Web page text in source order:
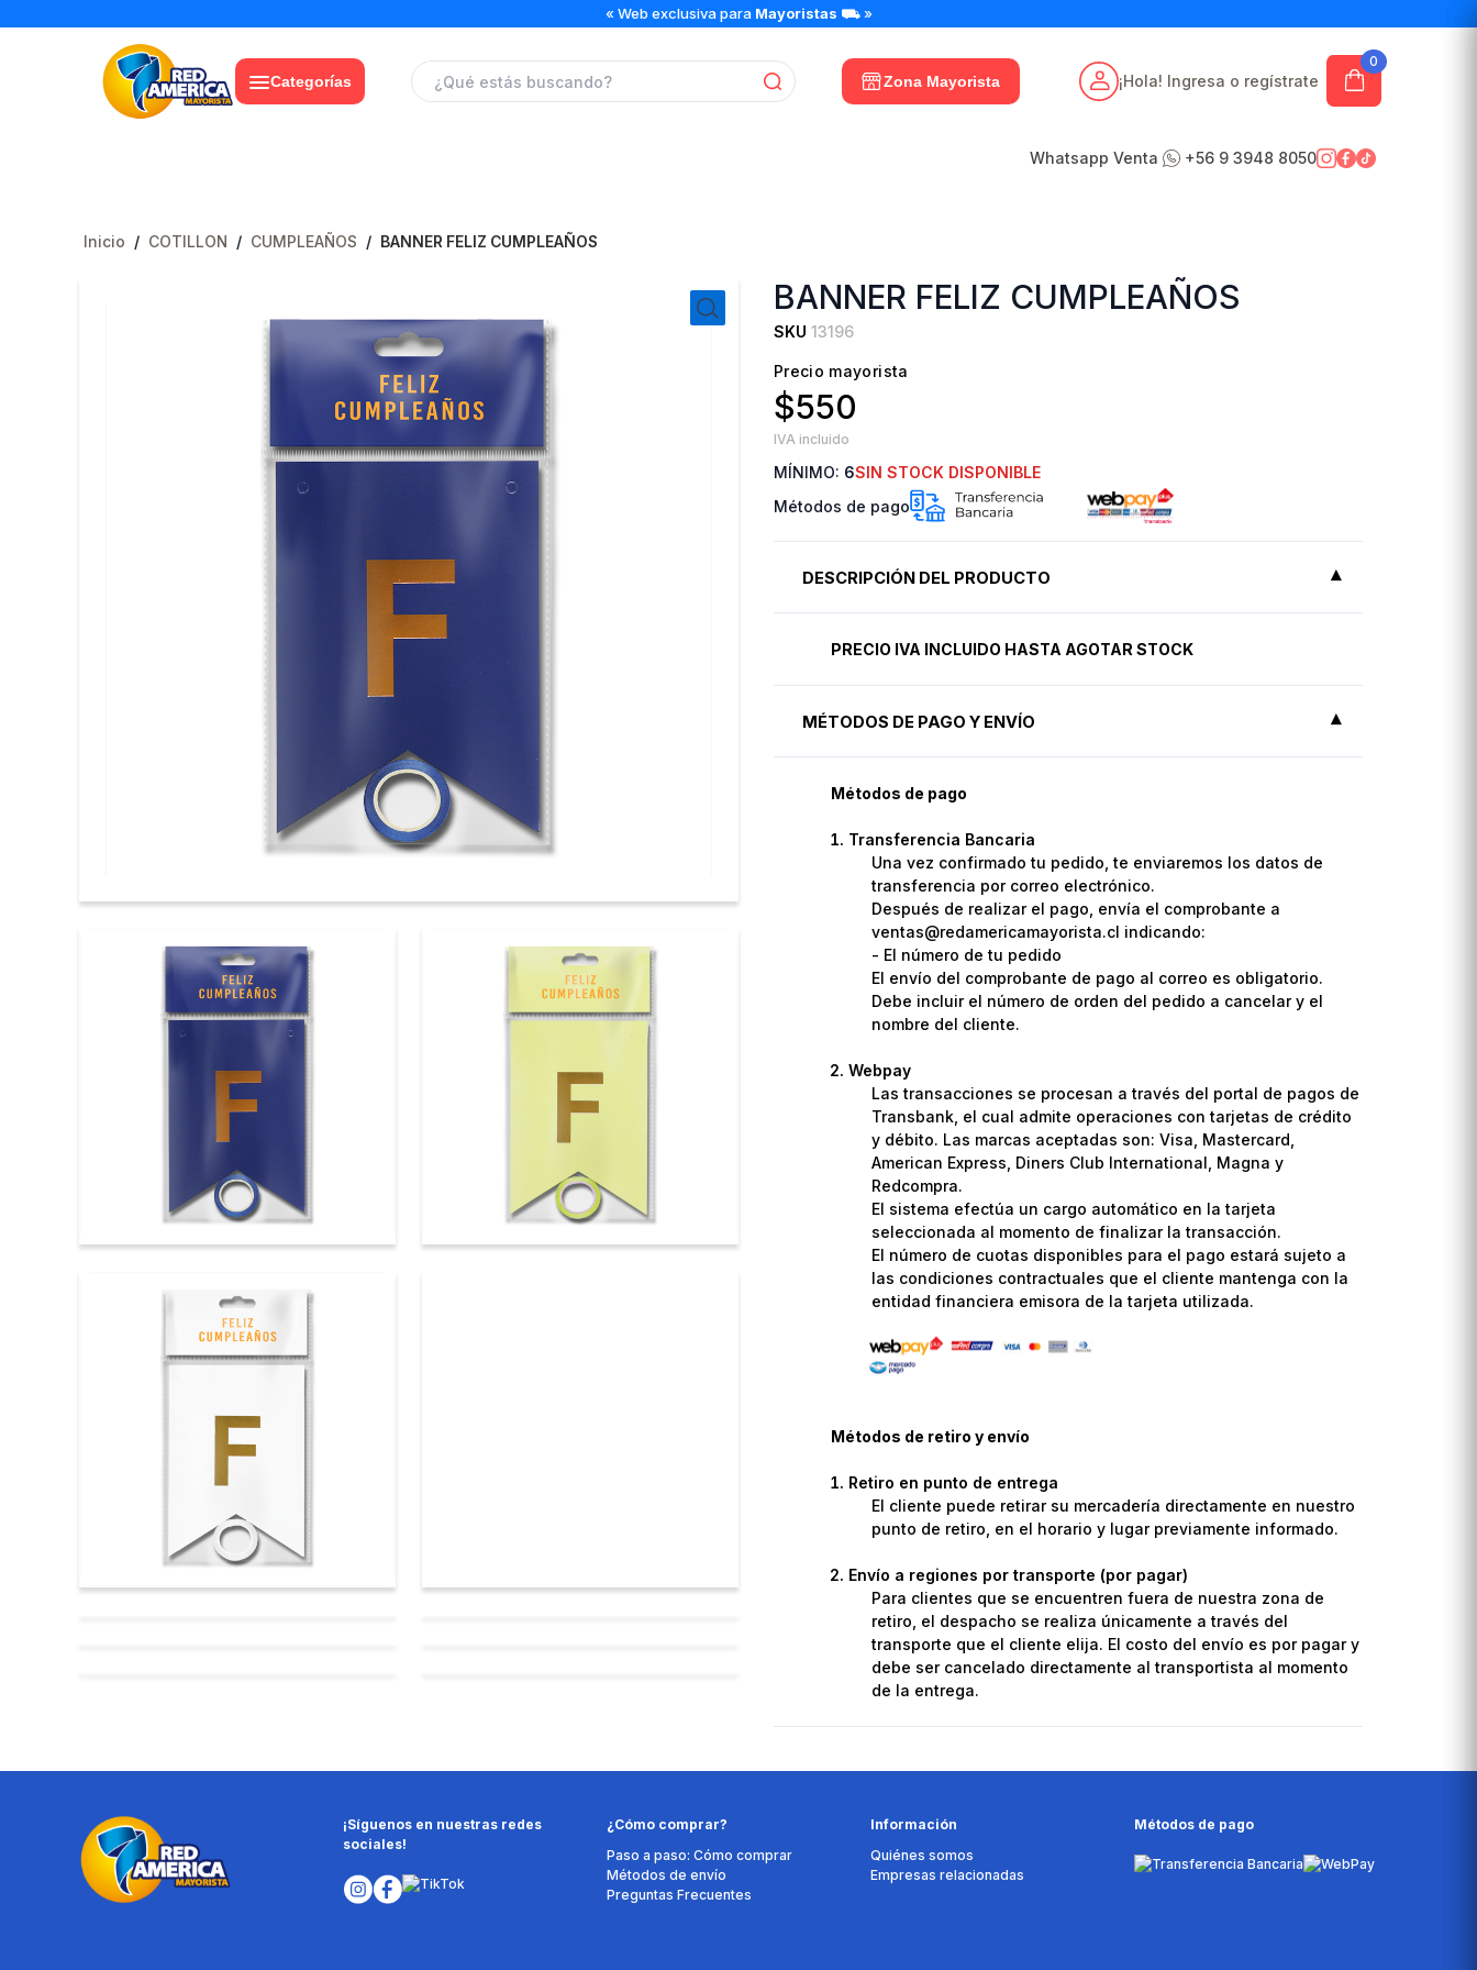
« Web exclusiva para Mayoristas ⛟ »
Categorías Zona Mayorista
0
¡Hola! Ingresa o regístrate
Whatsapp Venta +56 9 3948 8050
Inicio / COTILLON / CUMPLEAÑOS / BANNER FELIZ CUMPLEAÑOS
BANNER FELIZ CUMPLEAÑOS
SKU 13196
Precio mayorista
$550
IVA incluido
MÍNIMO: 6SIN STOCK DISPONIBLE
Métodos de pago
DESCRIPCIÓN DEL PRODUCTO
PRECIO IVA INCLUIDO HASTA AGOTAR STOCK
MÉTODOS DE PAGO Y ENVÍO
Métodos de pago
Transferencia Bancaria
Una vez confirmado tu pedido, te enviaremos los datos de
transferencia por correo electrónico.
Después de realizar el pago, envía el comprobante a
ventas@redamericamayorista.cl indicando:
- El número de tu pedido
El envío del comprobante de pago al correo es obligatorio.
Debe incluir el número de orden del pedido a cancelar y el
nombre del cliente.
Webpay
Las transacciones se procesan a través del portal de pagos de
Transbank, el cual admite operaciones con tarjetas de crédito
y débito. Las marcas aceptadas son: Visa, Mastercard,
American Express, Diners Club International, Magna y
Redcompra.
El sistema efectúa un cargo automático en la tarjeta
seleccionada al momento de finalizar la transacción.
El número de cuotas disponibles para el pago estará sujeto a
las condiciones contractuales que el cliente mantenga con la
entidad financiera emisora de la tarjeta utilizada.
Métodos de retiro y envío
Retiro en punto de entrega
El cliente puede retirar su mercadería directamente en nuestro
punto de retiro, en el horario y lugar previamente informado.
Envío a regiones por transporte (por pagar)
Para clientes que se encuentren fuera de nuestra zona de
retiro, el despacho se realiza únicamente a través del
transporte que el cliente elija. El costo del envío es por pagar y
debe ser cancelado directamente al transportista al momento
de la entrega.
¡Síguenos en nuestras redes
sociales!
¿Cómo comprar?
Paso a paso: Cómo comprar
Métodos de envío
Preguntas Frecuentes
Información
Quiénes somos
Empresas relacionadas
Métodos de pago